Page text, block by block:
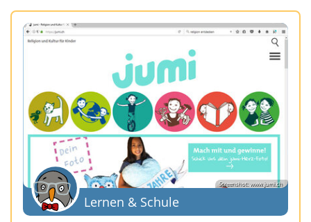
Screenshot: www.jumi.ch
Lernen & Schule